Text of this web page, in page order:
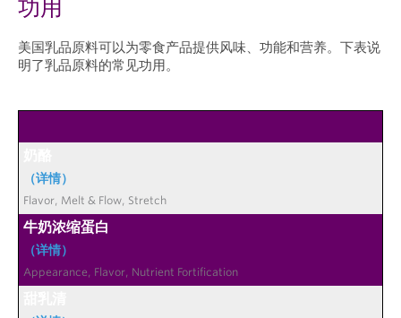
功用
美国乳品原料可以为零食产品提供风味、功能和营养。下表说
明了乳品原料的常见功用。
（详情）
牛奶浓缩蛋白
（详情）